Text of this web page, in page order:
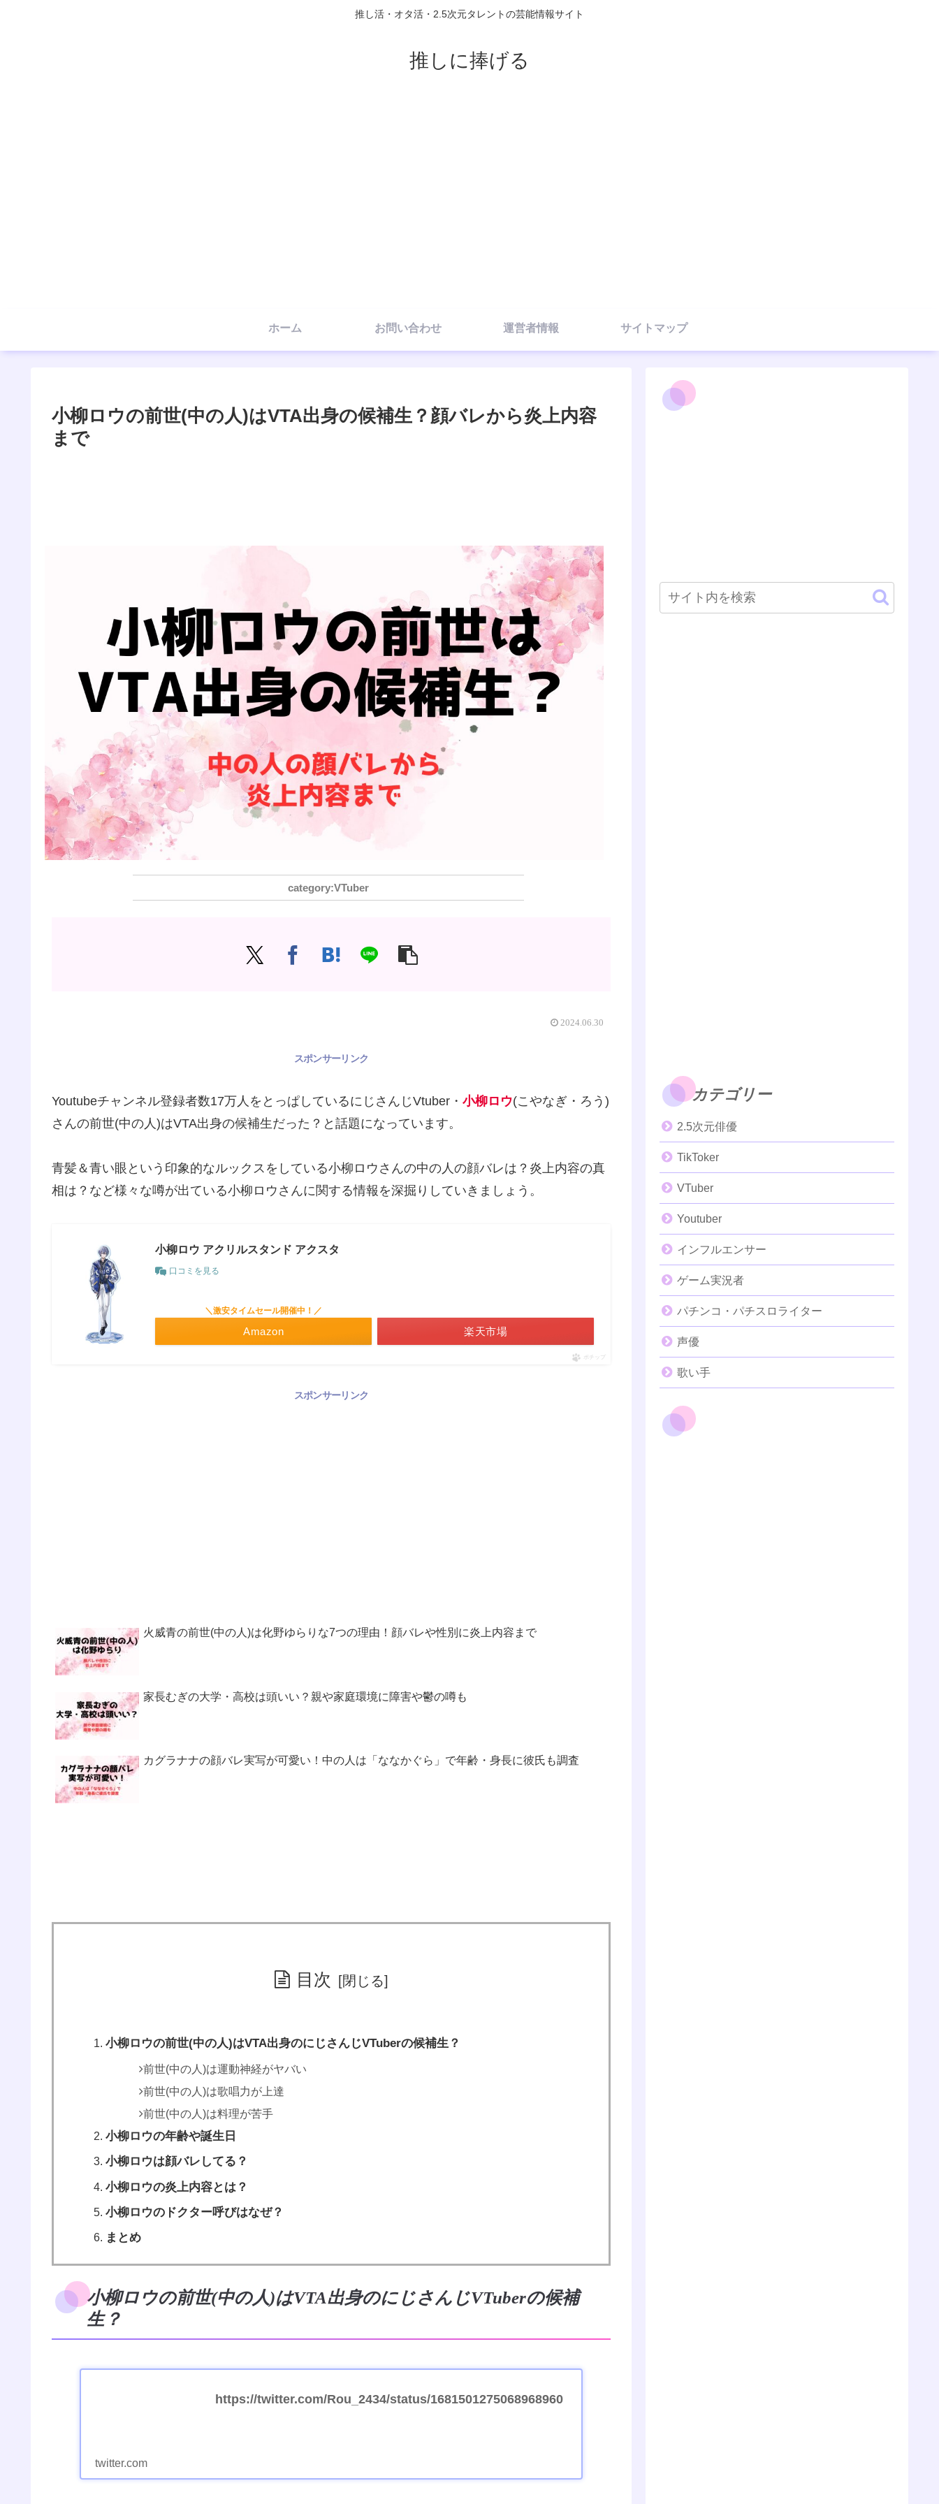
推し活・オタ活・2.5次元タレントの芸能情報サイト
推しに捧げる
ホーム お問い合わせ 運営者情報 サイトマップ
小柳ロウの前世(中の人)はVTA出身の候補生？顔バレから炎上内容
まで
VTuber
2024.06.30
スポンサーリンク
Youtubeチャンネル登録者数17万人をとっぱしているにじさんじVtuber・ 小柳ロウ(こやなぎ・ろう)
さんの前世(中の人)はVTA出身の候補生だった？と話題になっています。
青髪＆青い眼という印象的なルックスをしている小柳ロウさんの中の人の顔バレは？炎上内容の真
相は？など様々な噂が出ている小柳ロウさんに関する情報を深掘りしていきましょう。
小柳ロウ アクリルスタンド アクスタ
口コミを見る
＼激安タイムセール開催中！／
Amazon 楽天市場
ポチップ
スポンサーリンク
火威青の前世(中の人)は化野ゆらりな7つの理由！顔バレや性別に炎上内容まで
家長むぎの大学・高校は頭いい？親や家庭環境に障害や鬱の噂も
カグラナナの顔バレ実写が可愛い！中の人は「ななかぐら」で年齢・身長に彼氏も調査
目次
小柳ロウの前世(中の人)はVTA出身のにじさんじVTuberの候補生？
前世(中の人)は運動神経がヤバい
前世(中の人)は歌唱力が上達
前世(中の人)は料理が苦手
小柳ロウの年齢や誕生日
小柳ロウは顔バレしてる？
小柳ロウの炎上内容とは？
小柳ロウのドクター呼びはなぜ？
まとめ
小柳ロウの前世(中の人)はVTA出身のにじさんじVTuberの候補
生？
https://twitter.com/Rou_2434/status/1681501275068968960
twitter.com
カテゴリー
2.5次元俳優
TikToker
VTuber
Youtuber
インフルエンサー
ゲーム実況者
パチンコ・パチスロライター
声優
歌い手